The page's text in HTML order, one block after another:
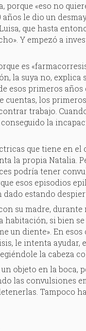
«eso no
le dio un
que hasta
Y empezó a
es
la suya no, explica
esos primeros
los
trabajo.
la
que tiene en
la propia Natalia.
podría tener
esos episodios
estando
su madre,
si bien
un diente». En
le intenta
la cabeza
objeto en la boca,
las convulsiones
Tampoco